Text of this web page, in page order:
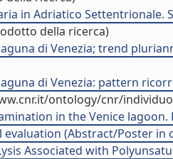
in Adriatico Settentrionale.
della ricerca)
di Venezia; trend
di Venezia: pattern
ontology/cnr/
in the Venice
(Abstract/Poster in
Associated with